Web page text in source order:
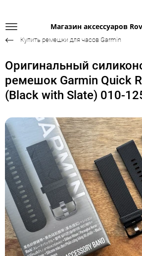
Магазин аксессуаров
Купить ремешки для часов Garmin
Оригинальный
ремешок Garmin Quick
(Black with Slate) 010-